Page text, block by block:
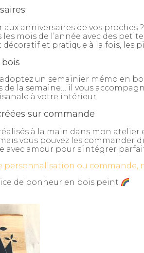
aux anniversaires de vos proches
mois de l’année avec des
et pratique à la fois, les
un semainier mémo en
de la semaine… il vous
à votre intérieur.
sur commande
à la main dans mon
vous pouvez les commander
avec amour pour s’intégrer
ou commande,
de bonheur en bois peint